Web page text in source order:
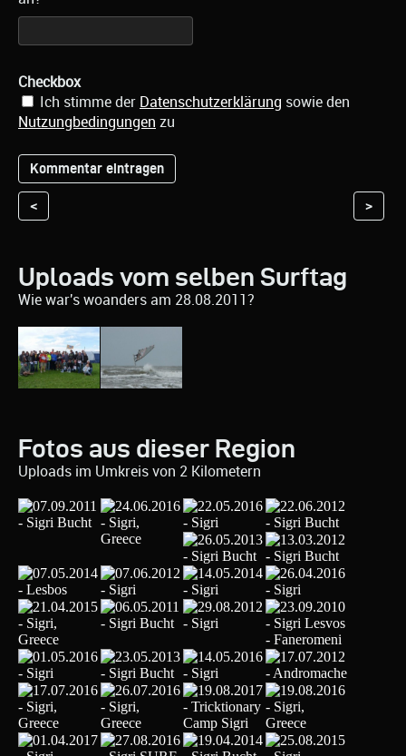
Checkbox
Ich stimme der Datenschutzerklärung sowie den
Nutzungbedingungen zu
< >
Uploads vom selben Surftag
Wie war's woanders am 28.08.2011?
Fotos aus dieser Region
Uploads im Umkreis von 2 Kilometern